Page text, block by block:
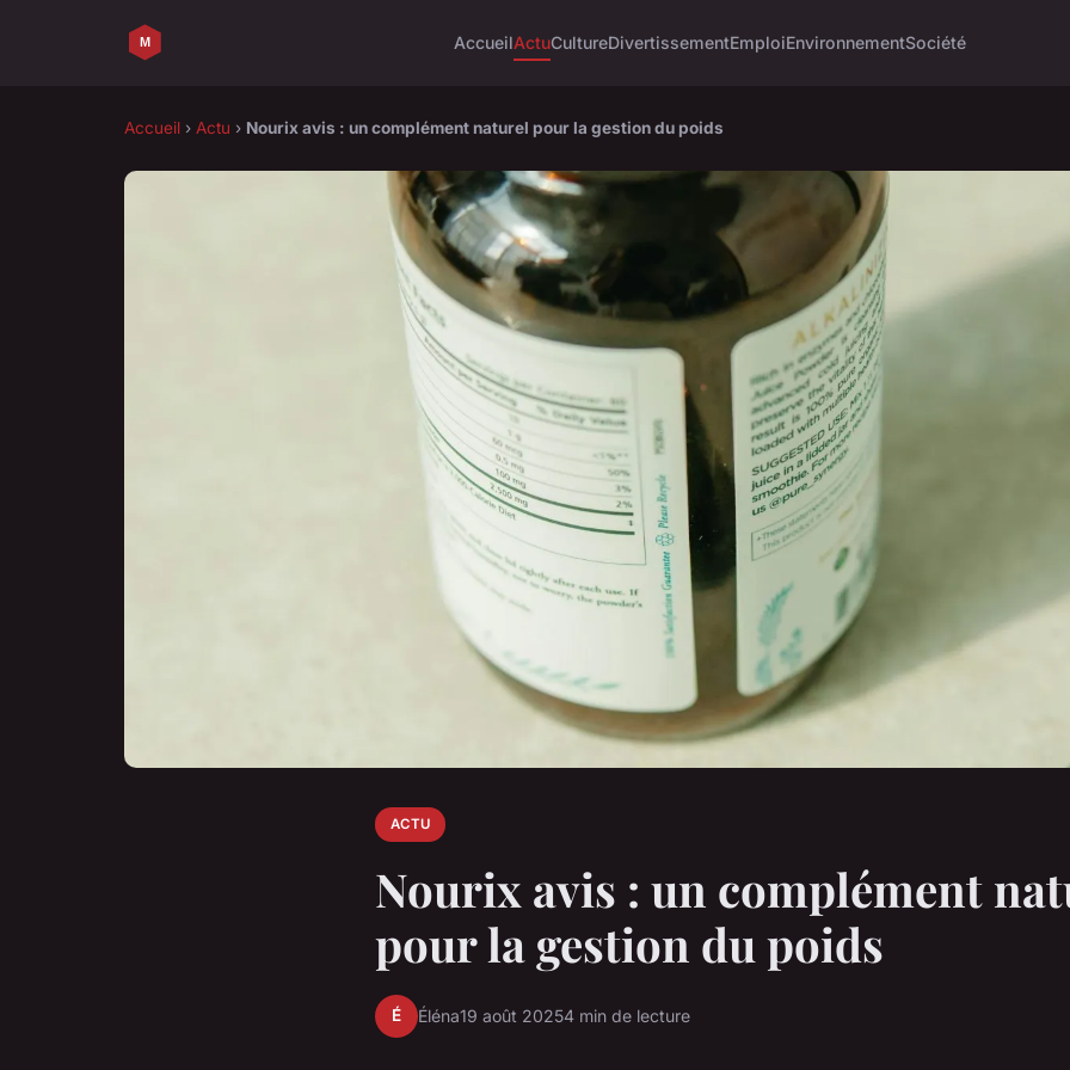
AccueilActuCultureDivertissementEmploiEnvironnementSociété
Accueil › Actu › Nourix avis : un complément naturel pour la gestion du poids
ACTU
Nourix avis : un complément
pour la gestion du poids
É Éléna19 août 20254 min de lecture